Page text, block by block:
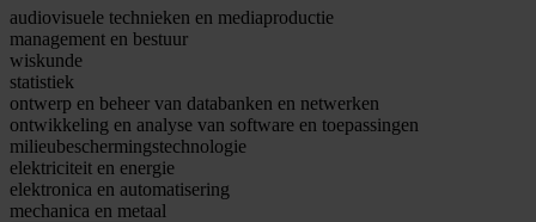
audiovisuele technieken en mediaproductie
management en bestuur
wiskunde
statistiek
ontwerp en beheer van databanken en netwerken
ontwikkeling en analyse van software en toepassingen
milieubeschermingstechnologie
elektriciteit en energie
elektronica en automatisering
mechanica en metaal